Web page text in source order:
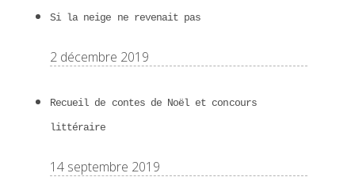
Si la neige ne revenait pas
2 décembre 2019
Recueil de contes de Noël et concours
littéraire
14 septembre 2019